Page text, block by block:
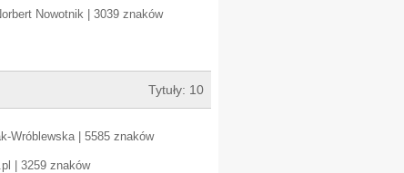
Nowotnik | 3039 znaków
Tytuły: 10
Wróblewska | 5585 znaków
| 3259 znaków